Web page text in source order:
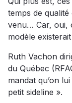
temps de
venu… Car, oui,
modèle
Ruth Vachon
du Québec
mandat qu’on
petit sideline ».